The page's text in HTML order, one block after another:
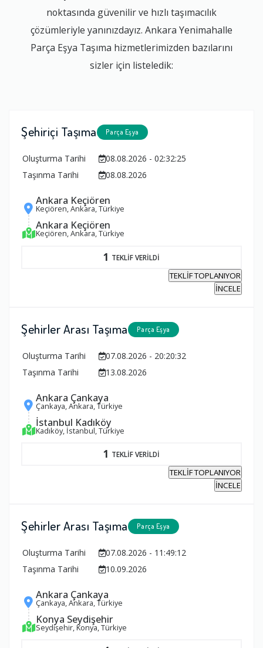
noktasında güvenilir ve hızlı taşımacılık
çözümleriyle yanınızdayız. Ankara Yenimahalle
Parça Eşya Taşıma hizmetlerimizden bazılarını
sizler için listeledik:
Şehiriçi Taşıma Parça Eşya
Oluşturma Tarihi
08.08.2026 - 02:32:25
Taşınma Tarihi
08.08.2026
Ankara Keçiören
Keçiören, Ankara, Türkiye
Ankara Keçiören
Keçiören, Ankara, Türkiye
1 TEKLİF VERİLDİ
TEKLİF TOPLANIYOR
İNCELE
Şehirler Arası Taşıma Parça Eşya
Oluşturma Tarihi
07.08.2026 - 20:20:32
Taşınma Tarihi
13.08.2026
Ankara Çankaya
Çankaya, Ankara, Türkiye
İstanbul Kadıköy
Kadıköy, İstanbul, Türkiye
1 TEKLİF VERİLDİ
TEKLİF TOPLANIYOR
İNCELE
Şehirler Arası Taşıma Parça Eşya
Oluşturma Tarihi
07.08.2026 - 11:49:12
Taşınma Tarihi
10.09.2026
Ankara Çankaya
Çankaya, Ankara, Türkiye
Konya Seydişehir
Seydişehir, Konya, Türkiye